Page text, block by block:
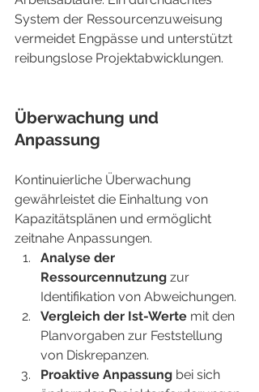
System der Ressourcenzuweisung
vermeidet Engpässe und unterstützt
reibungslose Projektabwicklungen.
Überwachung und
Anpassung
Kontinuierliche Überwachung
gewährleistet die Einhaltung von
Kapazitätsplänen und ermöglicht
zeitnahe Anpassungen.
Analyse der
Ressourcennutzung zur
Identifikation von Abweichungen.
Vergleich der Ist-Werte mit den
Planvorgaben zur Feststellung
von Diskrepanzen.
Proaktive Anpassung bei sich